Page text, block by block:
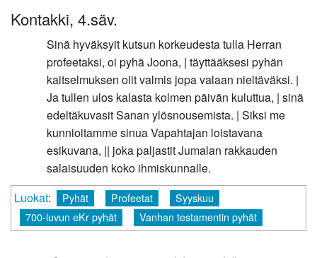
Kontakki, 4.säv.
Sinä hyväksyit kutsun korkeudesta tulla Herran
profeetaksi, oi pyhä Joona, | täyttääksesi pyhän
kaitselmuksen olit valmis jopa valaan nieltäväksi. |
Ja tullen ulos kalasta kolmen päivän kuluttua, | sinä
edeltäkuvasit Sanan ylösnousemista. | Siksi me
kunnioitamme sinua Vapahtajan loistavana
esikuvana, || joka paljastit Jumalan rakkauden
salaisuuden koko ihmiskunnalle.
Luokat: Pyhät Profeetat
Syyskuu
700-luvun eKr pyhät
Vanhan testamentin pyhät